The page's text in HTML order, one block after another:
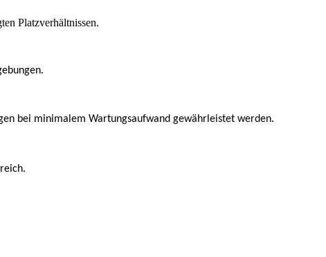
Platzverhältnissen.
bei minimalem Wartungsaufwand gewährleistet werden.